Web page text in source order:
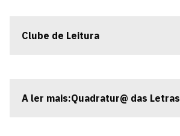
Clube de Leitura
A ler mais:Quadratur@ das Letras